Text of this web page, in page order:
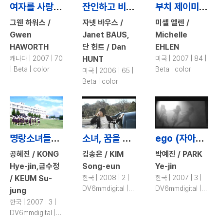
여자를 사랑한 트랜스젠더 / She\'s a Boy I Knew
그웬 하워스 /
Gwen
HAWORTH
캐나다 | 2007 | 70
| Beta | color
잔인하고 비정상적인 / Cruel and Unusual
자넷 바우스 /
Janet BAUS,
단 헌트 / Dan
HUNT
미국 | 2006 | 65 |
Beta | color
부치 제이미 / Butch Jamie
미셸 엘렌 /
Michelle
EHLEN
미국 | 2007 | 84 |
Beta | color
명랑소녀들의 합격기 / High School Girls Rock!
공혜진 / KONG
Hye-jin,금수정
/ KEUM Su-
jung
한국 | 2007 | 3 |
DV6mmdigital |
소녀, 꿈을 이루다 / Girl, Be Ambitious!
김송은 / KIM
Song-eun
한국 | 2008 | 2 |
DV6mmdigital |
ego (자아분열) / ego
박예진 / PARK
Ye-jin
한국 | 2007 | 3 |
DV6mmdigital |